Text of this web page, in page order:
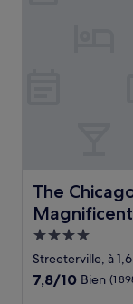
The
The Chicago
Hébergement
4.0 étoiles
Streeterville, à
7.8
7,8/10 Bien (1